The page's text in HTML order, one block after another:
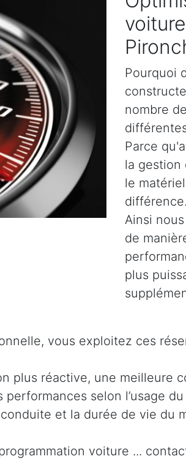
Pourquoi
nombre
Parce
la gestion
le
différence.
Ainsi
de
plus
vous exploitez ces
plus réactive, une meilleure
selon l’usage
et la durée de vie du
voiture ...